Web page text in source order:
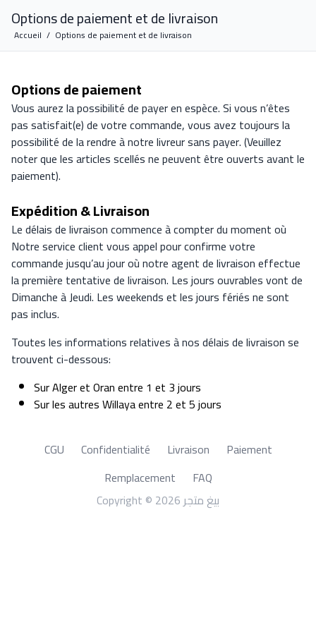
Options de paiement et de livraison
Accueil / Options de paiement et de livraison
Options de paiement
Vous aurez la possibilité de payer en espèce. Si vous n’êtes
pas satisfait(e) de votre commande, vous avez toujours la
possibilité de la rendre à notre livreur sans payer. (Veuillez
noter que les articles scellés ne peuvent être ouverts avant le
paiement).
Expédition & Livraison
Le délais de livraison commence à compter du moment où
Notre service client vous appel pour confirme votre
commande jusqu’au jour où notre agent de livraison effectue
la première tentative de livraison. Les jours ouvrables vont de
Dimanche à Jeudi. Les weekends et les jours fériés ne sont
pas inclus.
Toutes les informations relatives à nos délais de livraison se
trouvent ci-dessous:
Sur Alger et Oran entre 1 et 3 jours
Sur les autres Willaya entre 2 et 5 jours
CGU Confidentialité Livraison
Paiement
Remplacement
FAQ
Copyright © 2026 بيغ متجر